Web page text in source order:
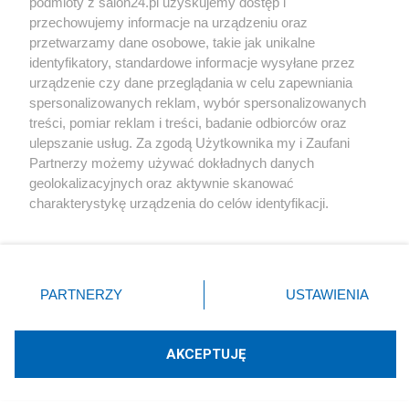
Smoleńsku.
Listopad 2009
PosełAleksandra Natalli-Świat przeciwna
umowie gazowej.
60806.html
przechowujemy informacje na urządzeniu oraz
przetwarzamy dane osobowe, takie jak unikalne
identyfikatory, standardowe informacje wysyłane przez
urządzenie czy dane przeglądania w celu zapewniania
spersonalizowanych reklam, wybór spersonalizowanych
treści, pomiar reklam i treści, badanie odbiorców oraz
ulepszanie usług. Za zgodą Użytkownika my i Zaufani
Partnerzy możemy używać dokładnych danych
geolokalizacyjnych oraz aktywnie skanować
charakterystykę urządzenia do celów identyfikacji.
zmienić/wycofać klikając przycisk ustawień prywatności
znajdujący się w lewym dolnym rogu strony
rodzaje przetwarzania danych nie wymagają zgody
użytkownika, ale masz prawo sprzeciwić się takiemu
PARTNERZY USTAWIENIA
AKCEPTUJĘ